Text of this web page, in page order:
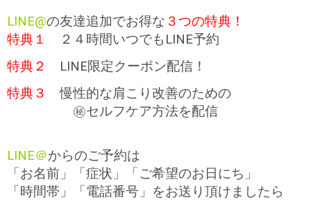
LINE@の友達追加でお得な ３つの特典！
特典１
２４時間いつでもLINE予約
特典２
LINE限定クーポン配信！
特典３
慢性的な肩こり改善のための
㊙セルフケア方法を配信
LINE＠からのご予約は
「お名前」「症状」「ご希望のお日にち」
「時間帯」「電話番号」をお送り頂けましたら